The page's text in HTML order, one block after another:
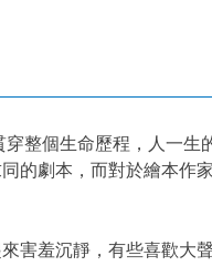
整個生命歷程，人一
的劇本，而對於繪本作
害羞沉靜，有些喜歡大